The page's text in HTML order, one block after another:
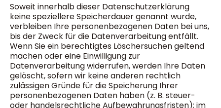
Soweit innerhalb dieser Datenschutzerklärung
keine speziellere Speicherdauer genannt wurde,
verbleiben Ihre personenbezogenen Daten bei uns,
bis der Zweck für die Datenverarbeitung entfällt.
Wenn Sie ein berechtigtes Löschersuchen geltend
machen oder eine Einwilligung zur
Datenverarbeitung widerrufen, werden Ihre Daten
gelöscht, sofern wir keine anderen rechtlich
zulässigen Gründe für die Speicherung Ihrer
personenbezogenen Daten haben (z. B. steuer-
oder handelsrechtliche Aufbewahrungsfristen); im